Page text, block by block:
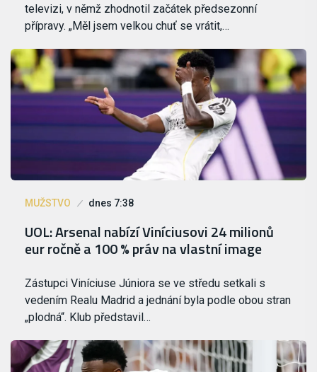
televizi, v němž zhodnotil začátek předsezonní
přípravy. „Měl jsem velkou chuť se vrátit,…
MUŽSTVO dnes 7:38
UOL: Arsenal nabízí Viníciusovi 24 milionů
eur ročně a 100 % práv na vlastní image
Zástupci Viníciuse Júniora se ve středu setkali s
vedením Realu Madrid a jednání byla podle obou stran
„plodná“. Klub představil…